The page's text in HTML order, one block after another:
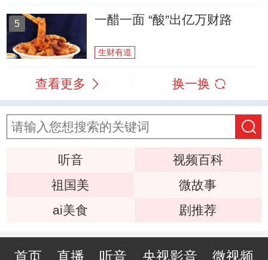
5 一醋一面 “酸”出亿万财路
生财有道
查看更多 换一换
听音
视频百科
祖国美
微故事
ai美食
剧推荐
首页 直播 听音 央视影音 微视频